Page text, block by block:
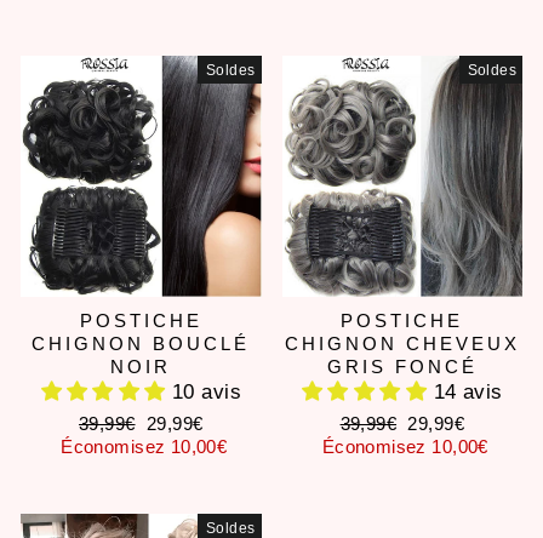
Soldes
POSTICHE
CHIGNON BOUCLÉ
NOIR
10 avis
Prix
régulier
39,99€
Prix
réduit
29,99€
Économisez 10,00€
Soldes
POSTICHE
CHIGNON CHEVEUX
GRIS FONCÉ
14 avis
Prix
régulier
39,99€ Prix
réduit
29,99€
Économisez 10,00€
Soldes